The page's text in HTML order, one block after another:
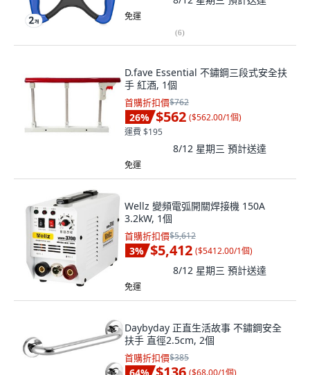
免運
(6)
D.fave Essential 不鏽鋼三段式安全扶
手 紅酒, 1個
首購折扣價$762
26% $562 ($562.00/1個)
運費 $195
8/12 星期三 預計送達
免運
Wellz 變頻電弧開關焊接機 150A
3.2kW, 1個
首購折扣價$5,612
3% $5,412 ($5412.00/1個)
8/12 星期三 預計送達
免運
Daybyday 正直生活故事 不鏽鋼安全
扶手 直徑2.5cm, 2個
首購折扣價$385
($68.00/1個)